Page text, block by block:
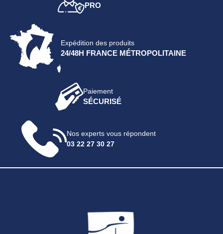
PRO
Expédition des produits
24/48H FRANCE MÉTROPOLITAINE
Paiement
SÉCURISÉ
Nos experts vous répondent
03 22 27 30 27